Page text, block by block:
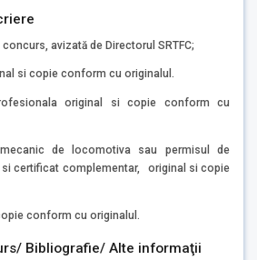
avizată de Directorul SRTFC;
si copie conform cu originalul.
original si copie conform cu
de locomotiva sau permisul de
certificat complementar, original si copie
conform cu originalul.
Bibliografie/ Alte informaţii